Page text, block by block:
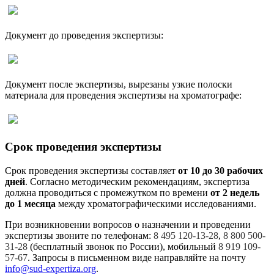
Документ до проведения экспертизы:
Документ после экспертизы, вырезаны узкие полоски
материала для проведения экспертизы на хроматографе:
Срок проведения экспертизы
Срок проведения экспертизы составляет от 10 до 30 рабочих
дней. Согласно методическим рекомендациям, экспертиза
должна проводиться с промежутком по времени от 2 недель
до 1 месяца между хроматографическими исследованиями.
При возникновении вопросов о назначении и проведении
экспертизы звоните по телефонам: 8 495 120-13-28, 8 800 500-
31-28 (бесплатный звонок по России), мобильный 8 919 109-
57-67. Запросы в письменном виде направляйте на почту
info@sud-expertiza.org.